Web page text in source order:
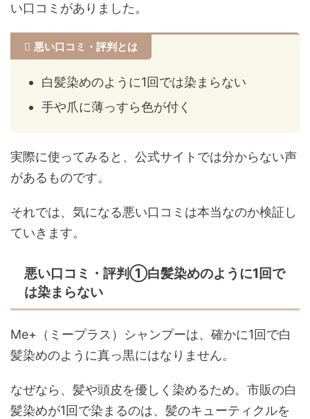
い口コミがありました。
悪い口コミ・評判とは
白髪染めのように1回では染まらない
手や爪に薄っすら色が付く
実際に使ってみると、公式サイトでは分からない声
があるものです。
それでは、気になる悪い口コミは本当なのか検証し
ていきます。
悪い口コミ・評判➀白髪染めのように1回で
は染まらない
Me+（ミープラス）シャンプーは、確かに1回で白
髪染めのように真っ黒にはなりません。
なぜなら、髪や頭皮を優しく染めるため。市販の白
髪染めが1回で染まるのは、髪のキューティクルを